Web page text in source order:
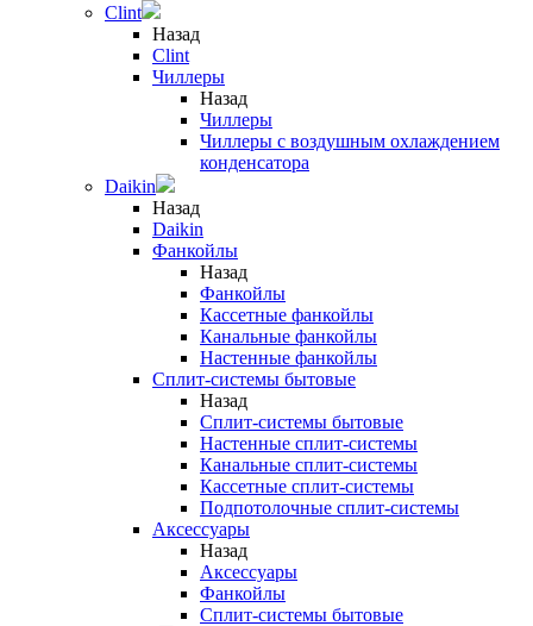
Clint
Назад
Clint
Чиллеры
Назад
Чиллеры
Чиллеры с воздушным охлаждением
конденсатора
Daikin
Назад
Daikin
Фанкойлы
Назад
Фанкойлы
Кассетные фанкойлы
Канальные фанкойлы
Настенные фанкойлы
Сплит-системы бытовые
Назад
Сплит-системы бытовые
Настенные сплит-системы
Канальные сплит-системы
Кассетные сплит-системы
Подпотолочные сплит-системы
Аксессуары
Назад
Аксессуары
Фанкойлы
Сплит-системы бытовые